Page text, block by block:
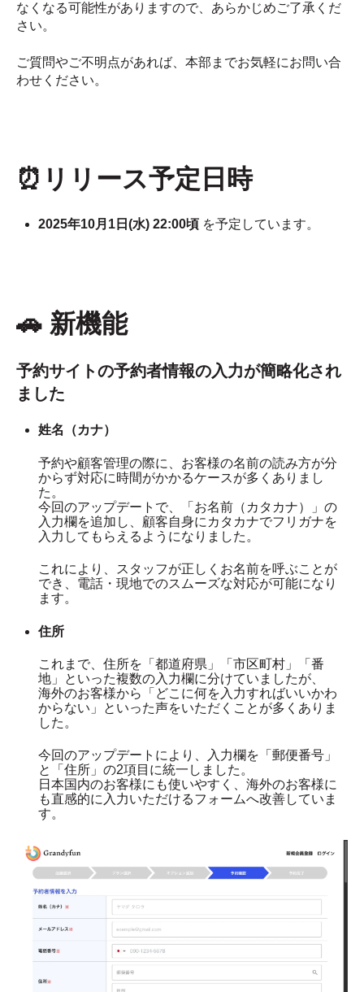
なくなる可能性がありますので、あらかじめご了承くだ
さい。
ご質問やご不明点があれば、本部までお気軽にお問い合
わせください。
⏰リリース予定日時
2025年10月1日(水) 22:00頃 を予定しています。
🚗 新機能
予約サイトの予約者情報の入力が簡略化され
ました
姓名（カナ）
予約や顧客管理の際に、お客様の名前の読み方が分
からず対応に時間がかかるケースが多くありまし
た。
今回のアップデートで、「お名前（カタカナ）」の
入力欄を追加し、顧客自身にカタカナでフリガナを
入力してもらえるようになりました。
これにより、スタッフが正しくお名前を呼ぶことが
でき、電話・現地でのスムーズな対応が可能になり
ます。
住所
これまで、住所を「都道府県」「市区町村」「番
地」といった複数の入力欄に分けていましたが、
海外のお客様から「どこに何を入力すればいいかわ
からない」といった声をいただくことが多くありま
した。
今回のアップデートにより、入力欄を「郵便番号」
と「住所」の2項目に統一しました。
日本国内のお客様にも使いやすく、海外のお客様に
も直感的に入力いただけるフォームへ改善していま
す。